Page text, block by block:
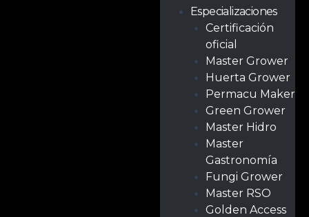
Especializaciones
Certificación
oficial
Master Grower
Huerta Grower
Permacu Maker
Green Grower
Master Hidro
Master
Gastronomía
Fungi Grower
Master RSO
Golden Access